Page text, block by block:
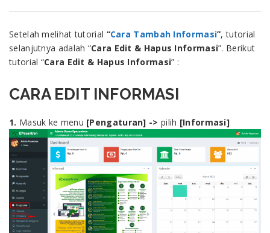
Setelah melihat tutorial “Cara Tambah Informasi”, tutorial
selanjutnya adalah “Cara Edit & Hapus Informasi”. Berikut
tutorial “Cara Edit & Hapus Informasi” :
CARA EDIT INFORMASI
1. Masuk ke menu [Pengaturan] -> pilih [Informasi]